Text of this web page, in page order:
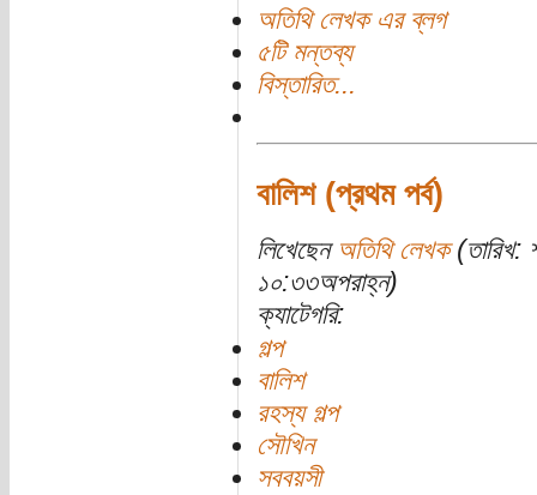
অতিথি লেখক এর ব্লগ
৫টি মন্তব্য
বিস্তারিত...
বালিশ (প্রথম পর্ব)
লিখেছেন অতিথি লেখক(তারিখ:
১০:৩৩অপরাহ্ন)
ক্যাটেগরি:
গল্প
বালিশ
রহস্য গল্প
সৌখিন
সববয়সী